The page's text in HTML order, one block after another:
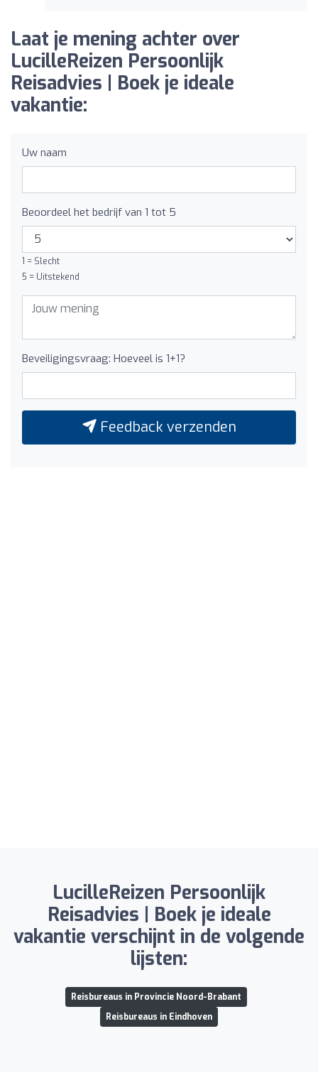
Laat je mening achter over
LucilleReizen Persoonlijk
Reisadvies | Boek je ideale
vakantie:
Uw naam
Beoordeel het bedrijf van 1 tot 5
1 = Slecht
5 = Uitstekend
Beveiligingsvraag: Hoeveel is 1+1?
Feedback verzenden
LucilleReizen Persoonlijk
Reisadvies | Boek je ideale
vakantie verschijnt in de volgende
lijsten:
Reisbureaus in Provincie Noord-Brabant
Reisbureaus in Eindhoven